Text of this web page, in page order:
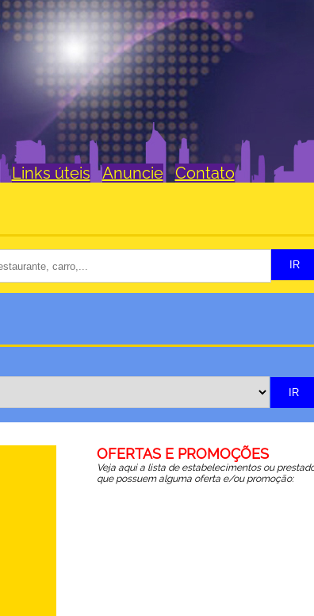
Links úteis Anuncie Contato
OFERTAS E PROMOÇÕES
Veja aqui a lista de estabelecimentos ou
que possuem alguma oferta e/ou promoção: